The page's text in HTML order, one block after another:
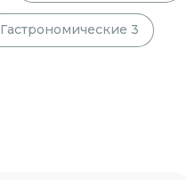
Гастрономические 3